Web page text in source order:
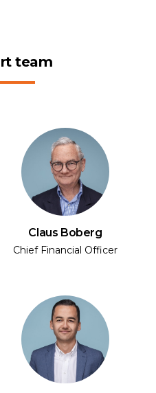
team
Claus Boberg
Chief Financial Officer